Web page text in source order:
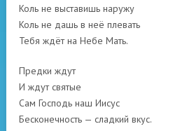
Коль не выставишь наружу
Коль не дашь в неё плевать
Тебя ждёт на Небе Мать.
Предки ждут
И ждут святые
Сам Господь наш Иисус
Бесконечность — сладкий вкус.